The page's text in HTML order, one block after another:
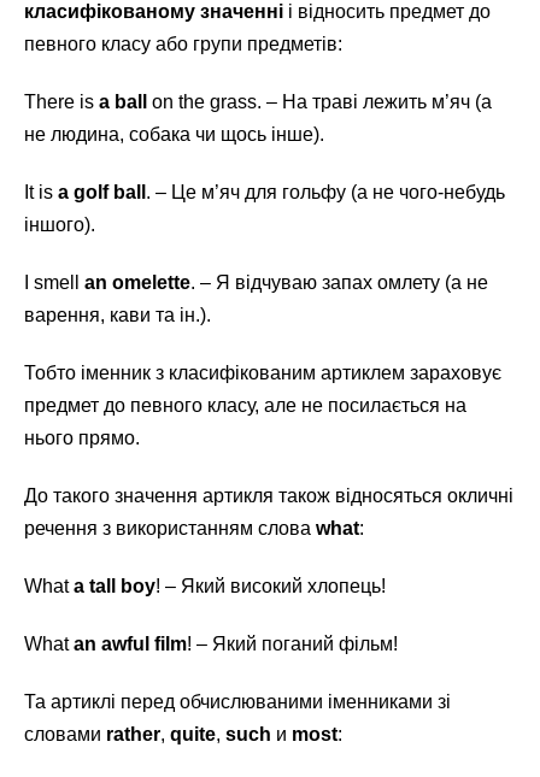
класифікованому значенні і відносить предмет до
певного класу або групи предметів:
There is a ball
on the grass. – На траві лежить м’яч (а
не людина, собака чи щось інше).
It is a golf ball . – Це м’яч для гольфу (а не чого-небудь
іншого).
I smell an omelette. – Я відчуваю запах омлету (а не
варення, кави та ін.).
Тобто іменник з класифікованим артиклем зараховує
предмет до певного класу, але не посилається на
нього прямо.
До такого значення артикля також відносяться окличні
речення з використанням слова what:
Whata tall boy! – Який високий хлопець!
Whatan awful film! – Який поганий фільм!
Та артиклі перед обчислюваними іменниками зі
словами rather, quite, such и most: